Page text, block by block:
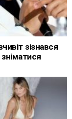
зізнався